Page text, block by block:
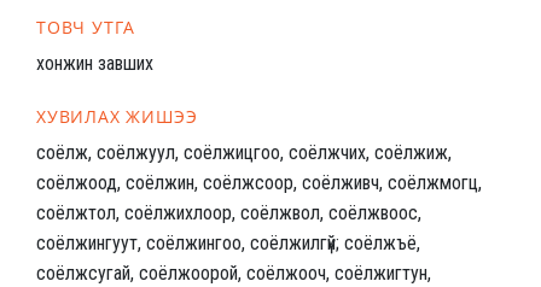
ТОВЧ УТГА
хонжин завших
ХУВИЛАХ ЖИШЭЭ
соёлж, соёлжуул, соёлжицгоо, соёлжчих, соёлжиж,
соёлжоод, соёлжин, соёлжсоор, соёлживч, соёлжмогц,
соёлжтол, соёлжихлоор, соёлжвол, соёлжвоос,
соёлжингуут, соёлжингоо, соёлжилгүй; соёлжъё,
соёлжсугай, соёлжоорой, соёлжооч, соёлжигтун,